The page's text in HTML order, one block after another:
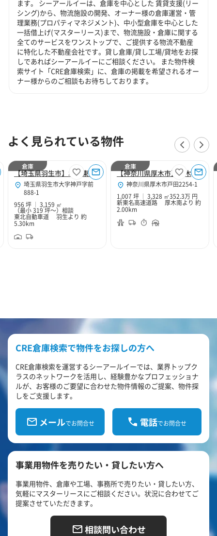
ます。 シーアールイーは、倉庫を中心とした 賃貸支援(リー
シング)から、物流施設の開発、オーナー様の倉庫運営・管
理業務(プロパティマネジメント)、中小型倉庫を中心とした
一括借上げ(マスターリース)まで、物流施設・倉庫に関する
全てのサービスをワンストップで、ご提供する物流不動産
に特化した不動産会社です。貸し倉庫/貸し工場/貸地をお探
しであればシーアールイーにご相談ください。 また物件検
索サイト「CRE倉庫検索」に、倉庫の掲載を希望されるオー
ナー様からのご相談もお待ちしております。
よく見られている物件
【埼玉県羽生市】北関東Hubセンター
埼玉県羽生市大字神戸字前
888-1
956 坪
3,159 ㎡
（最小 319 坪～） 相談
東北自動車道 羽生より 約
5.30km
倉庫
【神奈川県厚木市】厚木１０２
神奈川県厚木市戸田2254-1
1,007 坪
3,328 ㎡352.3万 円
新東名高速道路 厚木南より 約
2.00km
倉庫
CRE倉庫検索で物件をお探しの方へ
CRE倉庫検索を運営するシーアールイーでは、業界トップク
ラスのネットワークを活用し、経験豊かなプロフェッショナ
ルが、お客様のご要望に合わせた物件情報のご提案、物件探
しをご支援します。
メールでお問合せ 電話でお問合せ
事業用物件を売りたい・貸したい方へ
事業用物件、倉庫や工場、事務所で売りたい・貸したい方、
気軽にマスターリースにご相談ください。状況に合わせてご
提案させていただきます。
相談問い合わせ